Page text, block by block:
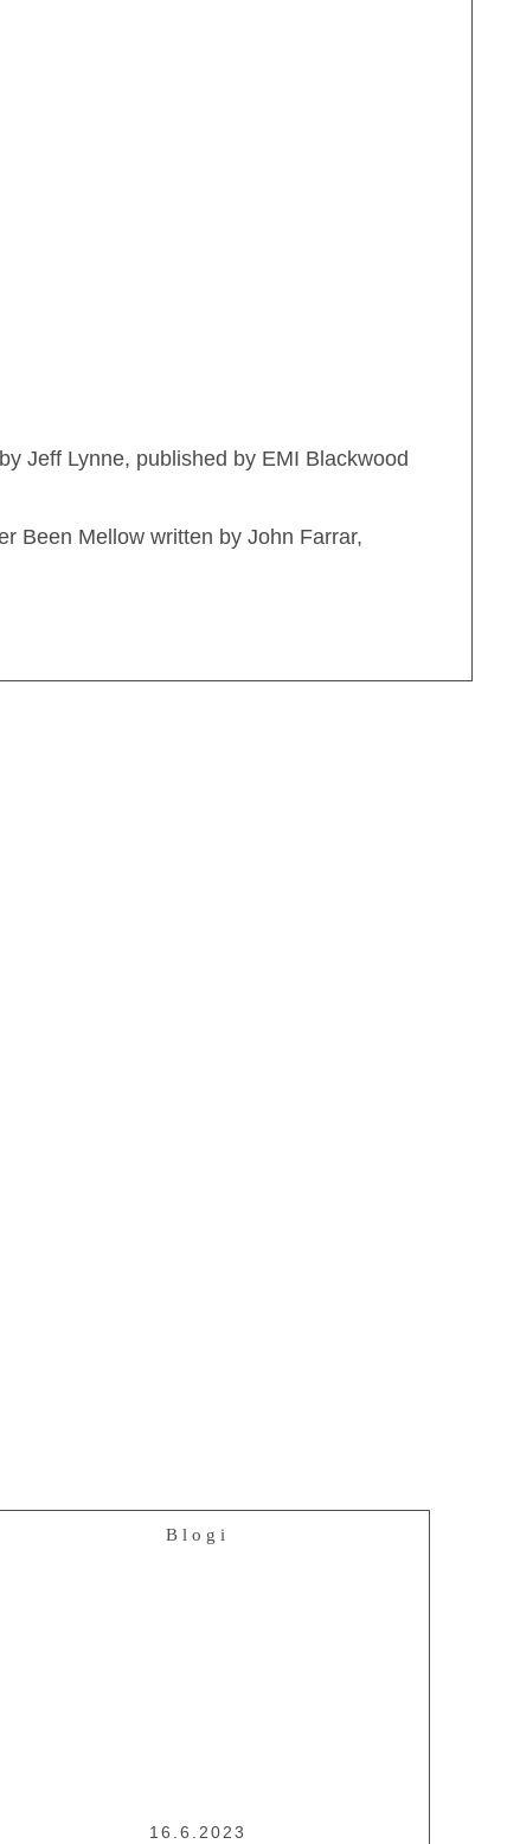
Jeff Lynne, published by EMI Blackwood
Been Mellow written by John Farrar,
Blogi
16.6.2023